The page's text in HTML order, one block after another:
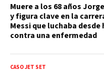
Muere a los 68 años
y figura clave en la
Messi que luchaba
contra una enfermedad
CASO JET SET